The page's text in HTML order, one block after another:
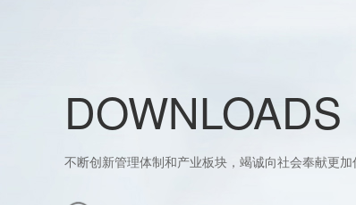
DOWNLOADS
不断创新管理体制和产业板块，竭诚向社会奉献更加